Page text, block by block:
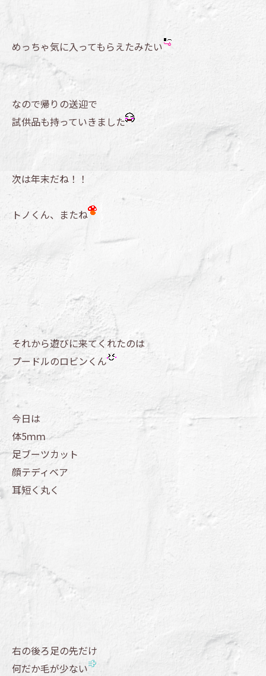
めっちゃ気に入ってもらえたみたい
なので帰りの送迎で
試供品も持っていきました
次は年末だね！！
トノくん、またね
それから遊びに来てくれたのは
プードルのロビンくん
今日は
体5ｍｍ
足ブーツカット
顔テディベア
耳短く丸く
右の後ろ足の先だけ
何だか毛が少ない